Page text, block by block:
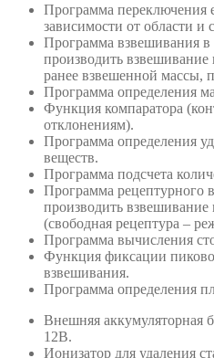
Программа переключения
зависимости от области и
Программа взвешивания
производить взвешивание
ранее взвешенной массы,
Программа определения
Функция компаратора
отклонениям).
Программа определения
веществ.
Программа подсчета
Программа рецептурного
производить
(свободная рецептура –
Программа вычисления
Функция фиксации
взвешивания.
Программа определения
Внешняя аккумуляторная
12В.
Ионизатор для удаления